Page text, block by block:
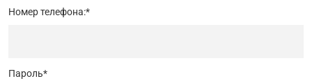
Номер телефона:*
Пароль*